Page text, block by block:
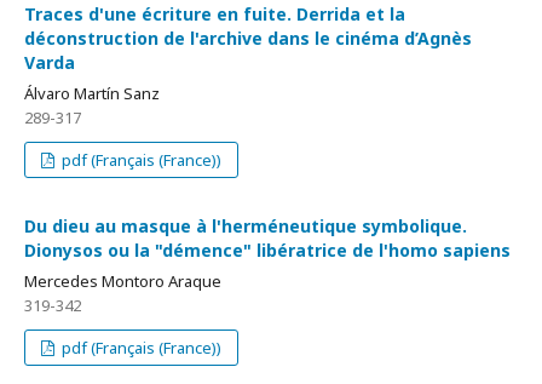
Traces d'une écriture en fuite. Derrida et la
déconstruction de l'archive dans le cinéma d’Agnès
Varda
Álvaro Martín Sanz
289-317
pdf (Français (France))
Du dieu au masque à l'herméneutique symbolique.
Dionysos ou la "démence" libératrice de l'homo sapiens
Mercedes Montoro Araque
319-342
pdf (Français (France))